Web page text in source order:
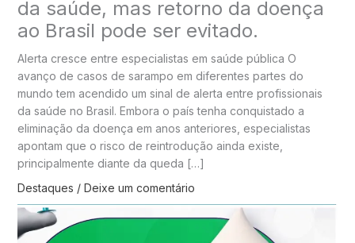
da saúde, mas retorno da doença
ao Brasil pode ser evitado.
Alerta cresce entre especialistas em saúde pública O
avanço de casos de sarampo em diferentes partes do
mundo tem acendido um sinal de alerta entre profissionais
da saúde no Brasil. Embora o país tenha conquistado a
eliminação da doença em anos anteriores, especialistas
apontam que o risco de reintrodução ainda existe,
principalmente diante da queda […]
Destaques / Deixe um comentário